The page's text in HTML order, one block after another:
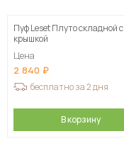
Пуф Leset Плуто складной с
крышкой
Цена
2 840
бесплатно за 2 дня
В корзину